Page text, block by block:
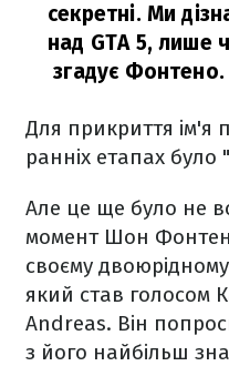
секретні. Ми
над GTA 5, лише
згадує Фонтено.
Для прикриття
ранніх етапах було
Але це ще було не
момент Шон
своєму
який став голосом
Andreas. Він
з його найбільш